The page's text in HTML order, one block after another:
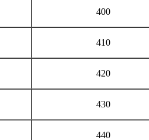
400
410
420
430
440